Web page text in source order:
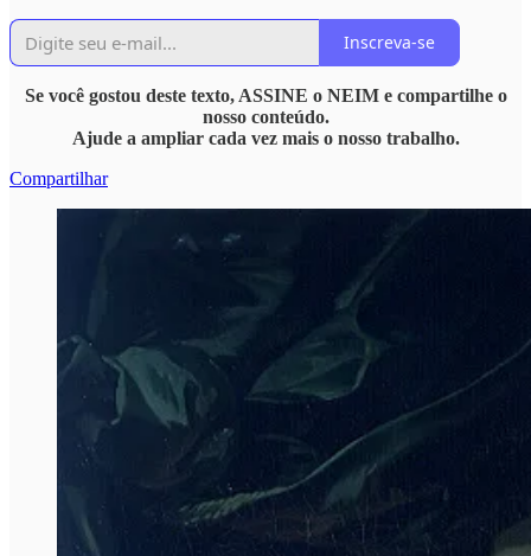
Inscreva-se
Se você gostou deste texto, ASSINE o NEIM e compartilhe o
nosso conteúdo.
Ajude a ampliar cada vez mais o nosso trabalho.
Compartilhar